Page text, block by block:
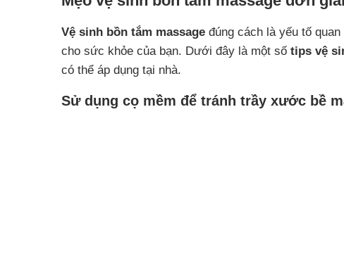
Vệ sinh bồn tắm massage đúng cách là yếu tố
cho sức khỏe của bạn. Dưới đây là một số tips vệ
có thể áp dụng tại nhà.
Sử dụng cọ mềm để tránh trầy xước bề